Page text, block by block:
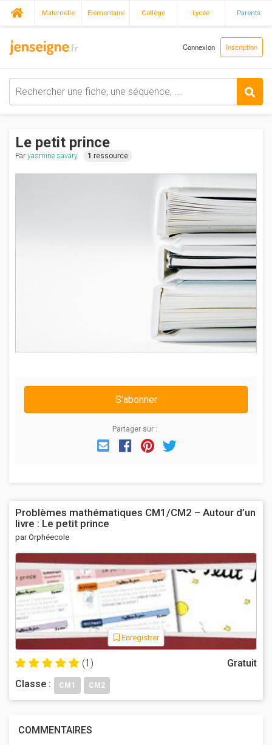
Maternelle Elémentaire Collège Lycée Parents
Connexion Inscription
Le petit prince
Par yasmine savary 1 ressource
S'abonner
Partager sur :
EmailFacebook
Pinterest
Problèmes mathématiques CM1/CM2 – Autour d’un
livre : Le petit prince
par Orphéecole
Enregistrer
(1)
Gratuit
Classe :
CM1 CM2
COMMENTAIRES